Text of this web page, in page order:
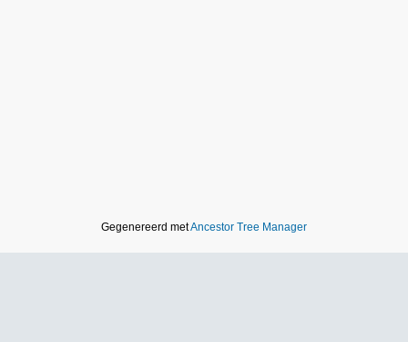
Gegenereerd metAncestor Tree Manager